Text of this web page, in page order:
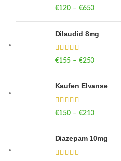
€120 – €650
Dilaudid 8mg
€155 – €250
Kaufen Elvanse
€150 – €210
Diazepam 10mg